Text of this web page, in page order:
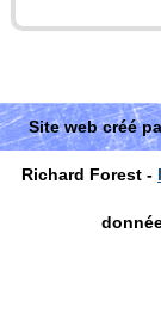
Site web créé
Richard Forest -